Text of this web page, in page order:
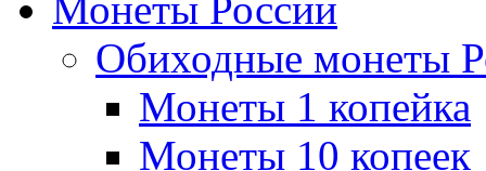
Обиходные монеты
Монеты 1 копейка
Монеты 10 копеек